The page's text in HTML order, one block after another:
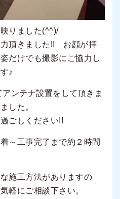
りました(^^)/
頂きました!! お顔が拝
だけでも撮影にご協力し
♪
ンテナ設置をして頂きま
した。
ごしください!!
～工事完了まで約２時間
施工方法がありますの
軽にご相談下さい。